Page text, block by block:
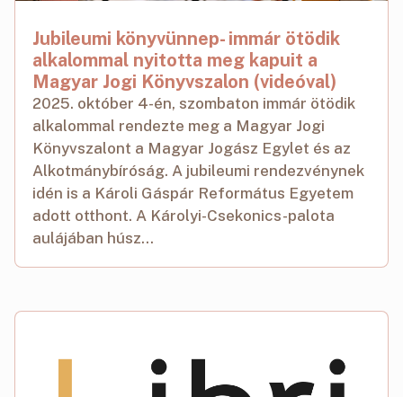
Jubileumi könyvünnep- immár ötödik
alkalommal nyitotta meg kapuit a
Magyar Jogi Könyvszalon (videóval)
2025. október 4-én, szombaton immár ötödik
alkalommal rendezte meg a Magyar Jogi
Könyvszalont a Magyar Jogász Egylet és az
Alkotmánybíróság. A jubileumi rendezvénynek
idén is a Károli Gáspár Református Egyetem
adott otthont. A Károlyi-Csekonics-palota
aulájában húsz...